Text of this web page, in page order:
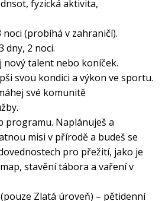
fyzická aktivita,
noci (probíhá v zahraničí).
dny, 2 noci.
nový talent nebo koníček.
svou kondici a výkon ve sportu.
své komunitě
programu. Naplánuješ a
misi v přírodě a budeš se
pro přežití, jako je
stavění tábora a vaření v
Zlatá úroveň) – pětidenní